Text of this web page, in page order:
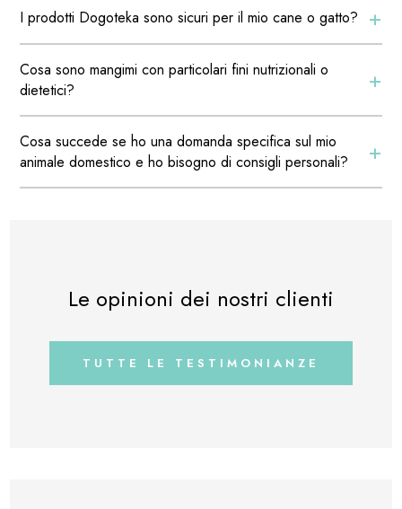
I prodotti Dogoteka sono sicuri per il mio cane o gatto? +
Cosa sono mangimi con particolari fini nutrizionali o
dietetici?
+
Cosa succede se ho una domanda specifica sul mio
animale domestico e ho bisogno di consigli personali?
+
Le opinioni dei nostri clienti
TUTTE LE TESTIMONIANZE